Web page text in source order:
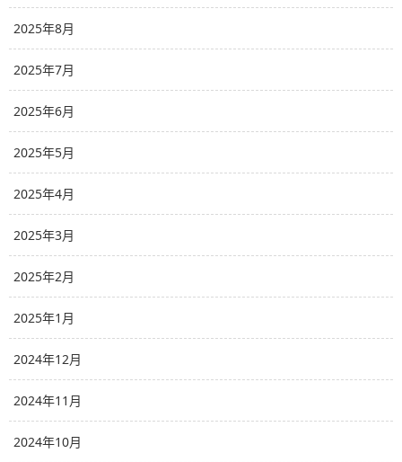
2025年8月
2025年7月
2025年6月
2025年5月
2025年4月
2025年3月
2025年2月
2025年1月
2024年12月
2024年11月
2024年10月